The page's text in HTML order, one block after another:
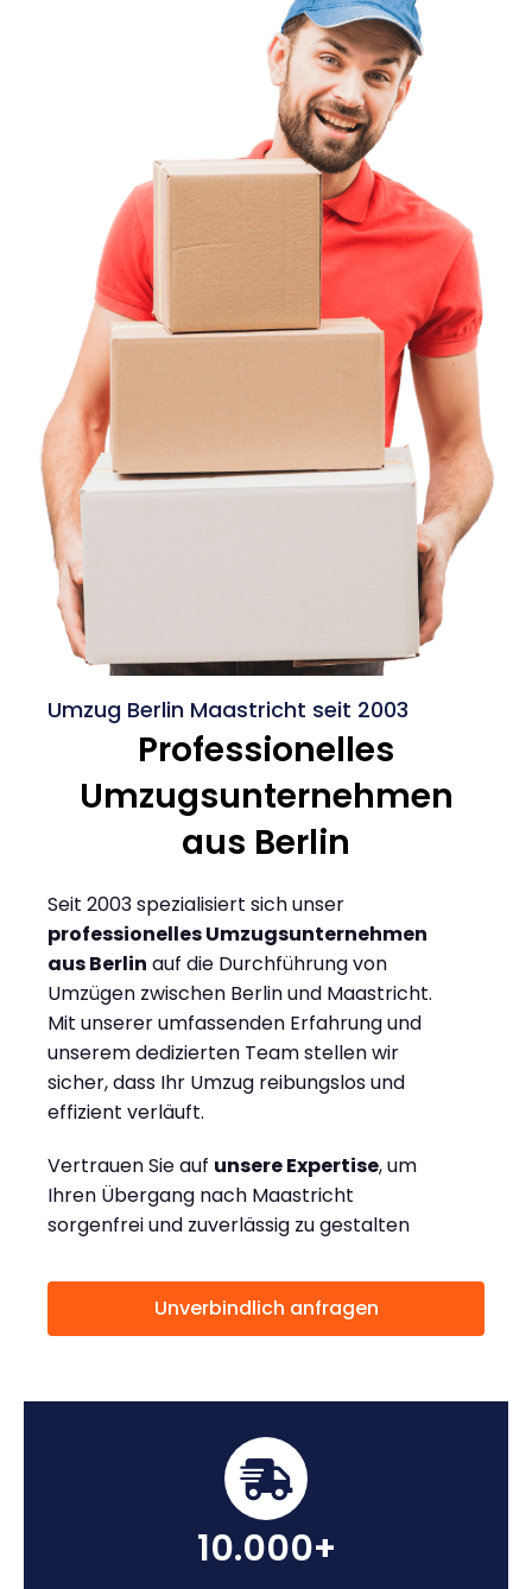
Umzug Berlin Maastricht seit 2003
Professionelles
Umzugsunternehmen
aus Berlin
Seit 2003 spezialisiert sich unser
professionelles Umzugsunternehmen
aus Berlin auf die Durchführung von
Umzügen zwischen Berlin und Maastricht.
Mit unserer umfassenden Erfahrung und
unserem dedizierten Team stellen wir
sicher, dass Ihr Umzug reibungslos und
effizient verläuft.
Vertrauen Sie auf unsere Expertise, um
Ihren Übergang nach Maastricht
sorgenfrei und zuverlässig zu gestalten
Unverbindlich anfragen
10.000+